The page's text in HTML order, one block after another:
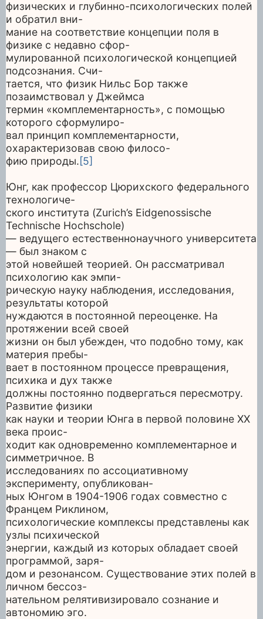
физических и глубинно-психологических полей
и обратил вни-
мание на соответствие концепции поля в
физике с недавно сфор-
мулированной психологической концепцией
подсознания. Счи-
тается, что физик Нильс Бор также
позаимствовал у Джеймса
термин «комплементарность», с помощью
которого сформулиро-
вал принцип комплементарности,
охарактеризовав свою филосо-
фию природы.[5]
Юнг, как профессор Цюрихского федерального
технологиче-
ского института (Zurich’s Eidgenossische
Technische Hochschole)
— ведущего естественнонаучного университета
— был знаком с
этой новейшей теорией. Он рассматривал
психологию как эмпи-
рическую науку наблюдения, исследования,
результаты которой
нуждаются в постоянной переоценке. На
протяжении всей своей
жизни он был убежден, что подобно тому, как
материя пребы-
вает в постоянном процессе превращения,
психика и дух также
должны постоянно подвергаться пересмотру.
Развитие физики
как науки и теории Юнга в первой половине ХХ
века проис-
ходит как одновременно комплементарное и
симметричное. В
исследованиях по ассоциативному
эксперименту, опубликован-
ных Юнгом в 1904-1906 годах совместно с
Францем Риклином,
психологические комплексы представлены как
узлы психической
энергии, каждый из которых обладает своей
программой, заря-
дом и резонансом. Существование этих полей в
личном бессоз-
нательном релятивизировало сознание и
автономию эго.